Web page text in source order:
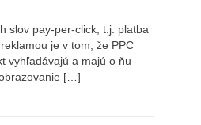
slov pay-per-click, t.j. platba
je v tom, že PPC
vyhľadávajú a majú o ňu
[…]